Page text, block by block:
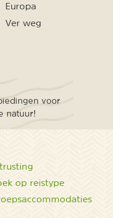
Europa
Ver weg
voor
natuur!
op reistype